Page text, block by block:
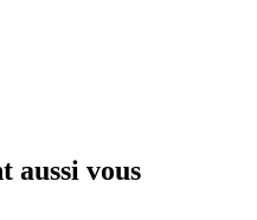
aussi vous